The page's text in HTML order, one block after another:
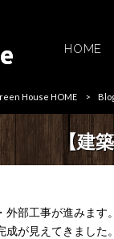
HOME
House HOME >
【建
外部工事が進みます。
成が見えてきました。